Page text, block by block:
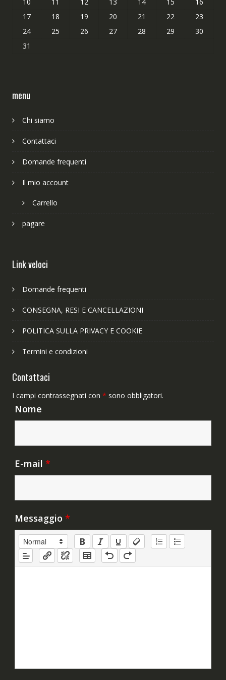
17
18 19 20 21 22
23
24
25 26 27 28 29
30
31
menu
Chi siamo
Contattaci
Domande frequenti
Il mio account
Carrello
pagare
Link veloci
Domande frequenti
CONSEGNA, RESI E CANCELLAZIONI
POLITICA SULLA PRIVACY E COOKIE
Termini e condizioni
Contattaci
I campi contrassegnati con * sono obbligatori.
Nome
E-mail *
Messaggio *